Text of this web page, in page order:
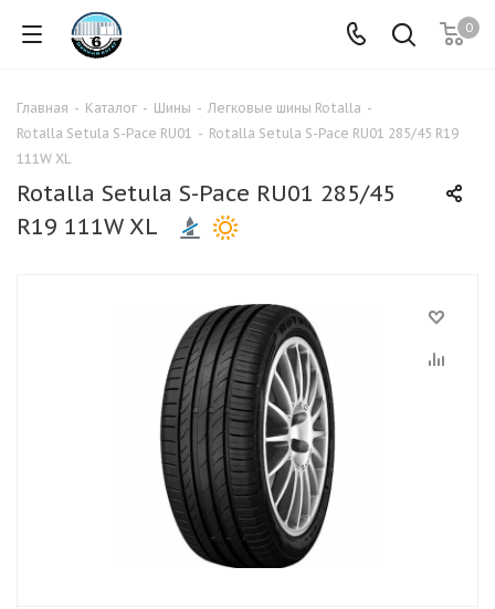
0
Главная - Каталог - Шины - Легковые шины Rotalla -
Rotalla Setula S-Pace RU01 - Rotalla Setula S-Pace RU01 285/45 R19
111W XL
Rotalla Setula S-Pace RU01 285/45
R19 111W XL